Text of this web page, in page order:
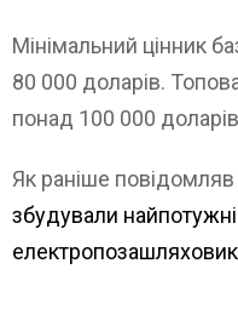
Мінімальний цінник
80 000 доларів.
понад 100 000
Як раніше
збудували